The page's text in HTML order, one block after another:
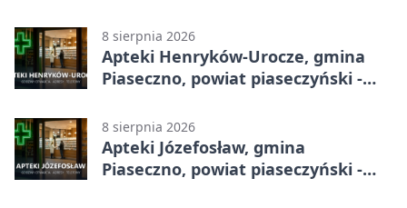
8 sierpnia 2026
Apteki Henryków-Urocze, gmina
Piaseczno, powiat piaseczyński -
8 sierpnia 2026
Apteki Józefosław, gmina
Piaseczno, powiat piaseczyński -